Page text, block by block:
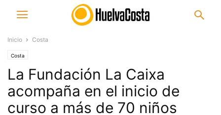
Inicio Costa
Costa
La Fundación La Caixa
acompaña en el inicio de
curso a más de 70 niños